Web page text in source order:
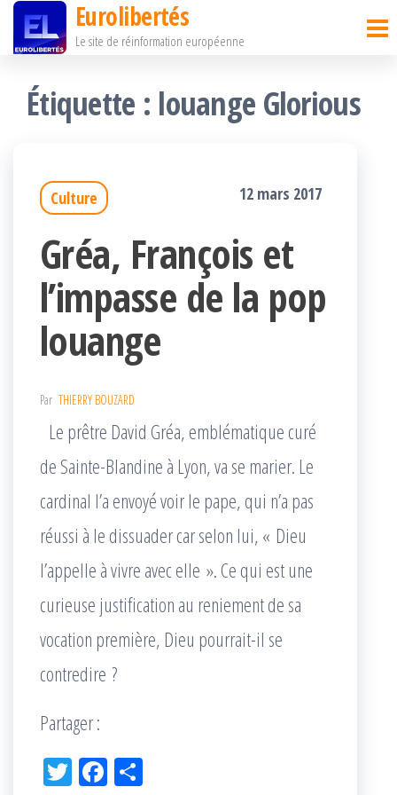
Passer
contenu
Eurolibertés
Le site de réinformation européenne
Étiquette : louange Glorious
Culture 12 mars 2017
Gréa, François et
l’impasse de la pop
louange
Par THIERRY BOUZARD
Le prêtre David Gréa, emblématique curé
de Sainte-Blandine à Lyon, va se marier. Le
cardinal l’a envoyé voir le pape, qui n’a pas
réussi à le dissuader car selon lui, « Dieu
l’appelle à vivre avec elle ». Ce qui est une
curieuse justification au reniement de sa
vocation première, Dieu pourrait-il se
contredire ?
Partager :
Tw Fac